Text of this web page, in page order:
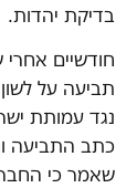
בדיקת יהדות.
חודשיים
נגד עמותת
כתב התביעה
שאמר כי